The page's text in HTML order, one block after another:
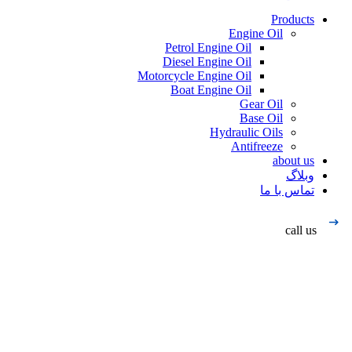
Products
Engine Oil
Petrol Engine Oil
Diesel Engine Oil
Motorcycle Engine Oil
Boat Engine Oil
Gear Oil
Base Oil
Hydraulic Oils
Antifreeze
about us
وبلاگ
تماس با ما
call us